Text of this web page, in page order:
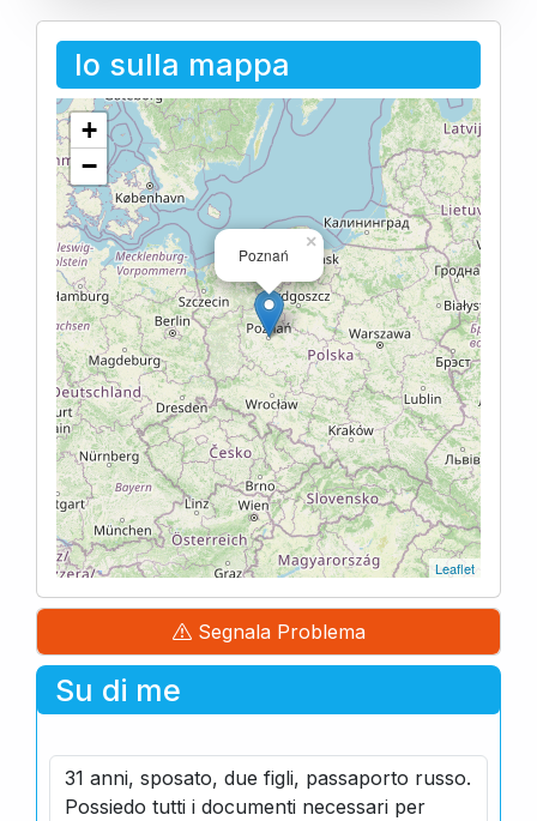
Io sulla mappa
Poznań
×
+
−
Leaflet
Segnala Problema
Su di me
31 anni, sposato, due figli, passaporto russo.
Possiedo tutti i documenti necessari per